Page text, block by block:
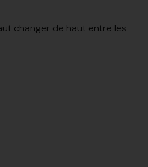
changer de haut entre les